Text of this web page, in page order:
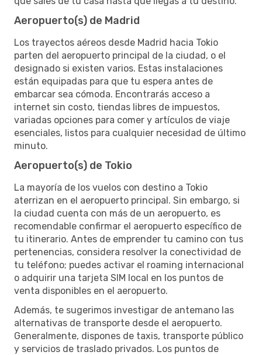
Aeropuerto(s) de Madrid
Los trayectos aéreos desde Madrid hacia Tokio
parten del aeropuerto principal de la ciudad, o el
designado si existen varios. Estas instalaciones
están equipadas para que tu espera antes de
embarcar sea cómoda. Encontrarás acceso a
internet sin costo, tiendas libres de impuestos,
variadas opciones para comer y artículos de viaje
esenciales, listos para cualquier necesidad de último
minuto.
Aeropuerto(s) de Tokio
La mayoría de los vuelos con destino a Tokio
aterrizan en el aeropuerto principal. Sin embargo, si
la ciudad cuenta con más de un aeropuerto, es
recomendable confirmar el aeropuerto específico de
tu itinerario. Antes de emprender tu camino con tus
pertenencias, considera resolver la conectividad de
tu teléfono; puedes activar el roaming internacional
o adquirir una tarjeta SIM local en los puntos de
venta disponibles en el aeropuerto.
Además, te sugerimos investigar de antemano las
alternativas de transporte desde el aeropuerto.
Generalmente, dispones de taxis, transporte público
y servicios de traslado privados. Los puntos de